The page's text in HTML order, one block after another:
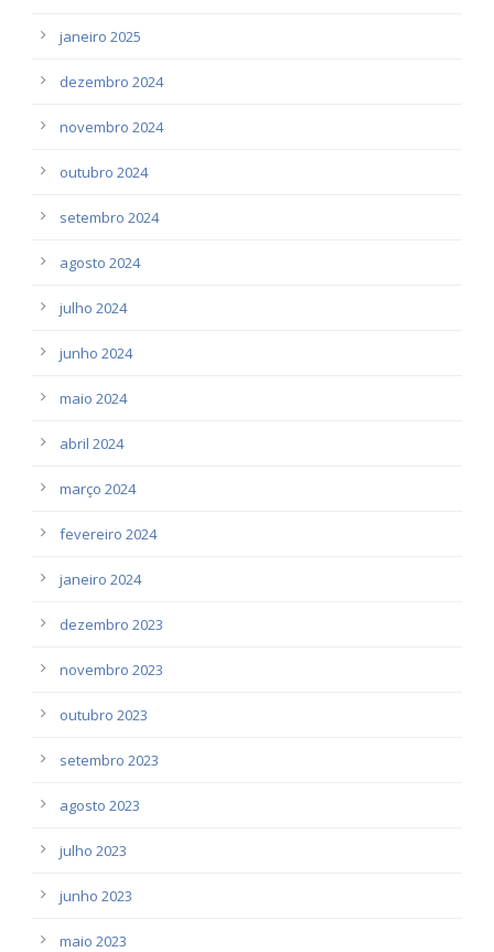
janeiro 2025
dezembro 2024
novembro 2024
outubro 2024
setembro 2024
agosto 2024
julho 2024
junho 2024
maio 2024
abril 2024
março 2024
fevereiro 2024
janeiro 2024
dezembro 2023
novembro 2023
outubro 2023
setembro 2023
agosto 2023
julho 2023
junho 2023
maio 2023